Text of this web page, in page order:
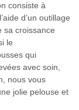
consiste à
d’un outillage
sa croissance
le
qui
avec soin,
nous vous
jolie pelouse et